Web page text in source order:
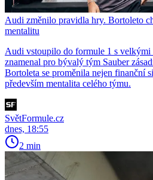
Audi změnilo pravidla hry. Bortoleto
mentalitu
Audi vstoupilo do formule 1 s velkými
znamenal pro bývalý tým Sauber
Bortoleta se proměnila nejen finanční
především mentalita celého týmu.
SvětFormule.cz
dnes, 18:55
2 min